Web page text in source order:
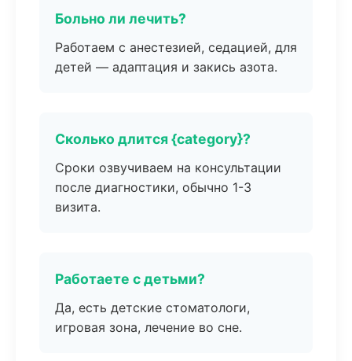
Больно ли лечить?
Работаем с анестезией, седацией, для
детей — адаптация и закись азота.
Сколько длится {category}?
Сроки озвучиваем на консультации
после диагностики, обычно 1-3
визита.
Работаете с детьми?
Да, есть детские стоматологи,
игровая зона, лечение во сне.